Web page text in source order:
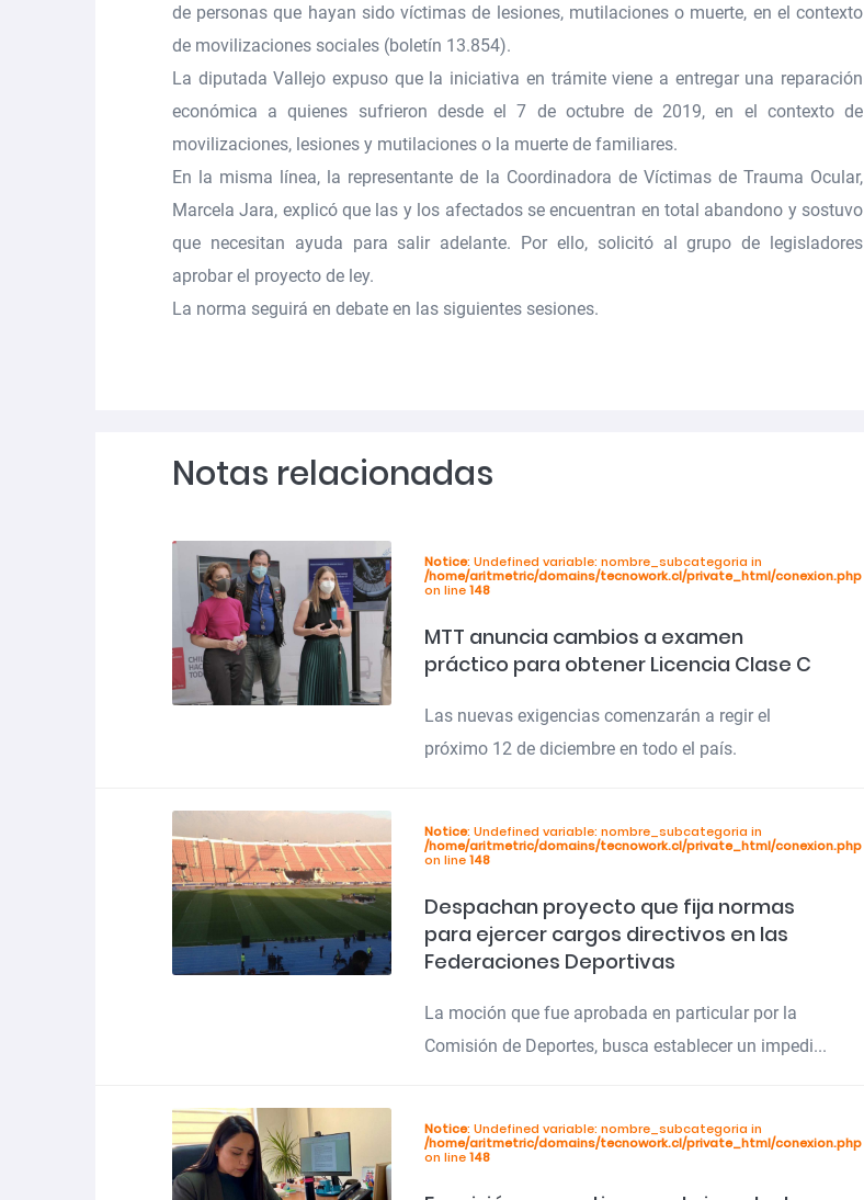
de personas que hayan sido víctimas de lesiones, mutilaciones o muerte, en el contexto
de movilizaciones sociales (boletín 13.854).
La diputada Vallejo expuso que la iniciativa en trámite viene a entregar una reparación
económica a quienes sufrieron desde el 7 de octubre de 2019, en el contexto de
movilizaciones, lesiones y mutilaciones o la muerte de familiares.
En la misma línea, la representante de la Coordinadora de Víctimas de Trauma Ocular,
Marcela Jara, explicó que las y los afectados se encuentran en total abandono y sostuvo
que necesitan ayuda para salir adelante. Por ello, solicitó al grupo de legisladores
aprobar el proyecto de ley.
La norma seguirá en debate en las siguientes sesiones.
Notas relacionadas
Notice: Undefined variable: nombre_subcategoria in
/home/aritmetric/domains/tecnowork.cl/private_html/conexion.php
on line148
MTT anuncia cambios a examen
práctico para obtener Licencia Clase C
Las nuevas exigencias comenzarán a regir el
próximo 12 de diciembre en todo el país.
Notice: Undefined variable: nombre_subcategoria in
/home/aritmetric/domains/tecnowork.cl/private_html/conexion.php
on line148
Despachan proyecto que fija normas
para ejercer cargos directivos en las
Federaciones Deportivas
La moción que fue aprobada en particular por la
Comisión de Deportes, busca establecer un impedi...
Notice: Undefined variable: nombre_subcategoria in
/home/aritmetric/domains/tecnowork.cl/private_html/conexion.php
on line148